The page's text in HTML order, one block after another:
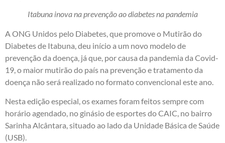
Itabuna inova na prevenção ao diabetes na pandemia
A ONG Unidos pelo Diabetes, que promove o Mutirão do
Diabetes de Itabuna, deu início a um novo modelo de
prevenção da doença, já que, por causa da pandemia da Covid-
19, o maior mutirão do país na prevenção e tratamento da
doença não será realizado no formato convencional este ano.
Nesta edição especial, os exames foram feitos sempre com
horário agendado, no ginásio de esportes do CAIC, no bairro
Sarinha Alcântara, situado ao lado da Unidade Básica de Saúde
(USB).